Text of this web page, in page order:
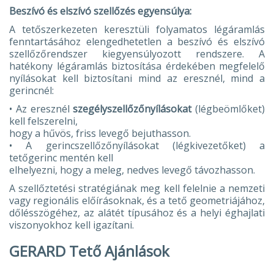
Beszívó és elszívó szellőzés egyensúlya:
A tetőszerkezeten keresztüli folyamatos légáramlás
fenntartásához elengedhetetlen a beszívó és elszívó
szellőzőrendszer kiegyensúlyozott rendszere. A
hatékony légáramlás biztosítása érdekében megfelelő
nyílásokat kell biztosítani mind az eresznél, mind a
gerincnél:
• Az eresznélszegélyszellőzőnyílásokat(légbeömlőket)
kell felszerelni,
hogy a hűvös, friss levegő bejuthasson.
• A gerincszellőzőnyílásokat (légkivezetőket) a
tetőgerinc mentén kell
elhelyezni, hogy a meleg, nedves levegő távozhasson.
A szellőztetési stratégiának meg kell felelnie a nemzeti
vagy regionális előírásoknak, és a tető geometriájához,
dőlésszögéhez, az alátét típusához és a helyi éghajlati
viszonyokhoz kell igazítani.
GERARD Tető Ajánlások